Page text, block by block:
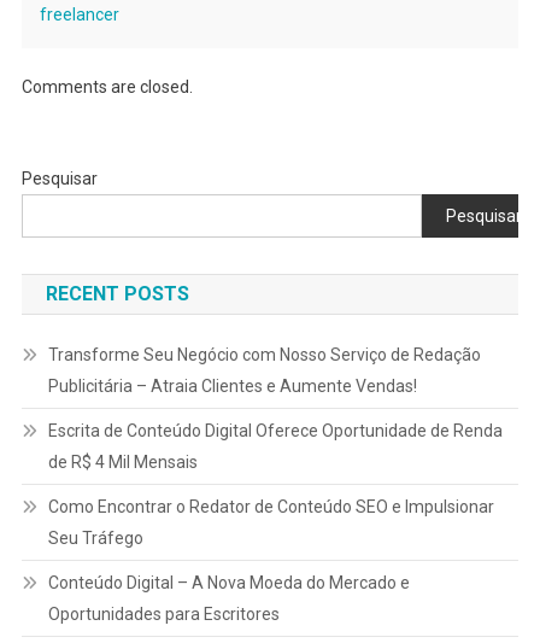
freelancer
Comments are closed.
Pesquisar
Pesquisar
RECENT POSTS
Transforme Seu Negócio com Nosso Serviço de Redação
Publicitária – Atraia Clientes e Aumente Vendas!
Escrita de Conteúdo Digital Oferece Oportunidade de Renda
de R$ 4 Mil Mensais
Como Encontrar o Redator de Conteúdo SEO e Impulsionar
Seu Tráfego
Conteúdo Digital – A Nova Moeda do Mercado e
Oportunidades para Escritores